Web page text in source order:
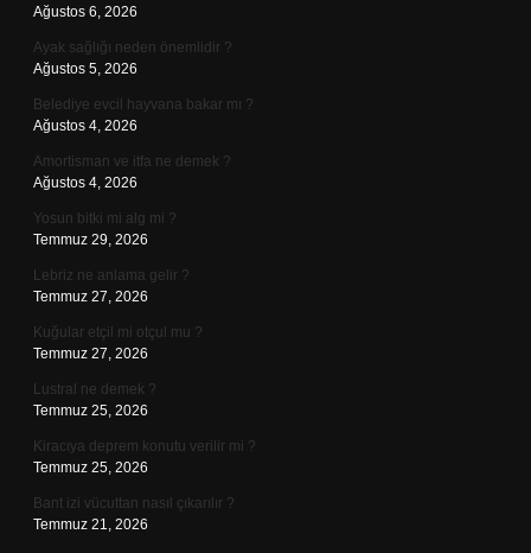
Ağustos 6, 2026
Ayak sağlığı neden önemlidir ?
Ağustos 5, 2026
Belediye evcil hayvana bakar mı ?
Ağustos 4, 2026
Amortisman ve itfa ne demek ?
Ağustos 4, 2026
Yosun bitki mi alg mi ?
Temmuz 29, 2026
Lebriz ne anlama gelir ?
Temmuz 27, 2026
Kuğular etçil mi otçul mu ?
Temmuz 27, 2026
Lustral ne demek ?
Temmuz 25, 2026
Kiracıya deprem konutu verilir mi ?
Temmuz 25, 2026
Bant izi vücuttan nasıl çıkarılır ?
Temmuz 21, 2026